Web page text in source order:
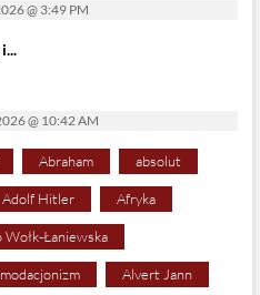
@ 3:49 PM
@ 10:42 AM
Abraham absolut
Adolf Hitler Afryka
Wołk-Łaniewska
Alvert Jann